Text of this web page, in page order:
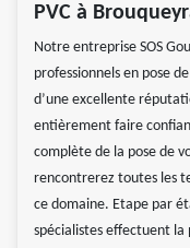
PVC à
Notre entreprise SOS
professionnels en pose
d’une excellente
entièrement faire
complète de la pose de
rencontrerez toutes les
ce domaine. Etape par
spécialistes effectuent la